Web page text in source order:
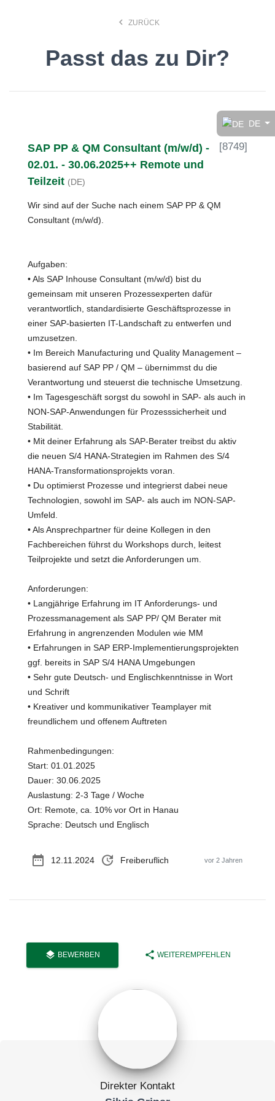
DE
Finde den Job, der Dir
search
keyboard_arrow_left ZURÜCK
Passt das zu Dir?
SAP PP & QM Consultant (m/w/d) -
02.01. - 30.06.2025++ Remote und
Teilzeit (DE)
[8749]
Wir sind auf der Suche nach einem SAP PP & QM
Consultant (m/w/d).
Aufgaben:
• Als SAP Inhouse Consultant (m/w/d) bist du
gemeinsam mit unseren Prozessexperten dafür
verantwortlich, standardisierte Geschäftsprozesse in
einer SAP-basierten IT-Landschaft zu entwerfen und
umzusetzen.
• Im Bereich Manufacturing und Quality Management –
basierend auf SAP PP / QM – übernimmst du die
Verantwortung und steuerst die technische Umsetzung.
• Im Tagesgeschäft sorgst du sowohl in SAP- als auch in
NON-SAP-Anwendungen für Prozesssicherheit und
Stabilität.
• Mit deiner Erfahrung als SAP-Berater treibst du aktiv
die neuen S/4 HANA-Strategien im Rahmen des S/4
HANA-Transformationsprojekts voran.
• Du optimierst Prozesse und integrierst dabei neue
Technologien, sowohl im SAP- als auch im NON-SAP-
Umfeld.
• Als Ansprechpartner für deine Kollegen in den
Fachbereichen führst du Workshops durch, leitest
Teilprojekte und setzt die Anforderungen um.
Anforderungen:
• Langjährige Erfahrung im IT Anforderungs- und
Prozessmanagement als SAP PP/ QM Berater mit
Erfahrung in angrenzenden Modulen wie MM
• Erfahrungen in SAP ERP-Implementierungsprojekten
ggf. bereits in SAP S/4 HANA Umgebungen
• Sehr gute Deutsch- und Englischkenntnisse in Wort
und Schrift
• Kreativer und kommunikativer Teamplayer mit
freundlichem und offenem Auftreten
Rahmenbedingungen:
Start: 01.01.2025
Dauer: 30.06.2025
Auslastung: 2-3 Tage / Woche
Ort: Remote, ca. 10% vor Ort in Hanau
Sprache: Deutsch und Englisch
date_range 12.11.2024 update Freiberuflich vor 2 Jahren
layers BEWERBEN share WEITEREMPFEHLEN
Direkter Kontakt